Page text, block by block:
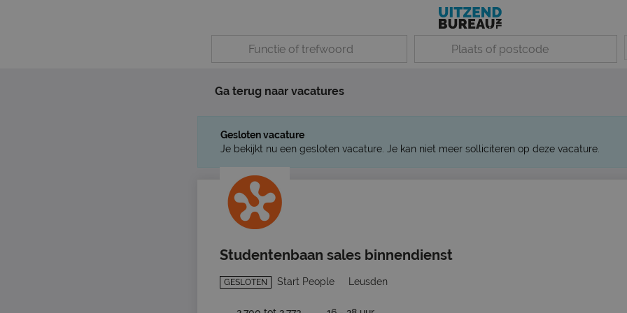
Ga terug naar vacatures
Gesloten vacature
Je bekijkt nu een gesloten vacature. Je kan niet meer solliciteren op deze vacature.
Studentenbaan sales binnendienst
GESLOTEN Start People Leusden